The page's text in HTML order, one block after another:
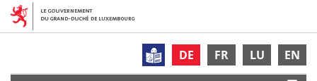
DE FR LU EN